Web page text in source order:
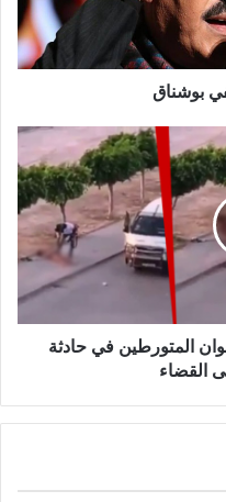
بوشناق
المتورطين في حادثة
القضاء